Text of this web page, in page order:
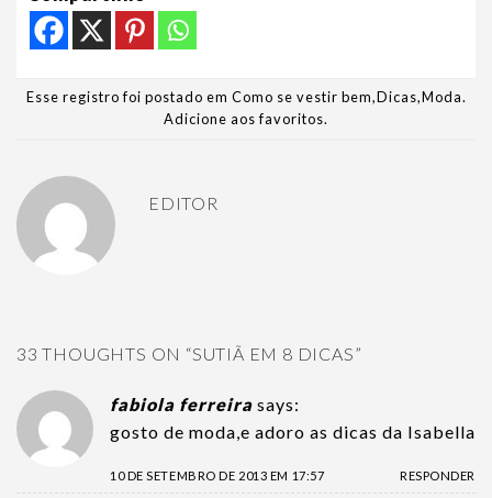
Esse registro foi postado em Como se vestir bem,Dicas,Moda.
Adicione aos favoritos.
EDITOR
33 THOUGHTS ON “SUTIÃ EM 8 DICAS”
fabiola ferreira says:
gosto de moda,e adoro as dicas da Isabella
10 DE SETEMBRO DE 2013 EM 17:57 RESPONDER